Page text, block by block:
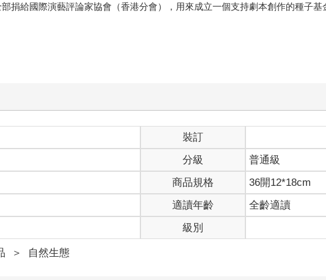
捐給國際演藝評論家協會（香港分會），用來成立一個支持劇本創作的種子基
裝訂
分級
普通級
商品規格
36開12*18cm
適讀年齡
全齡適讀
級別
＞ 自然生態